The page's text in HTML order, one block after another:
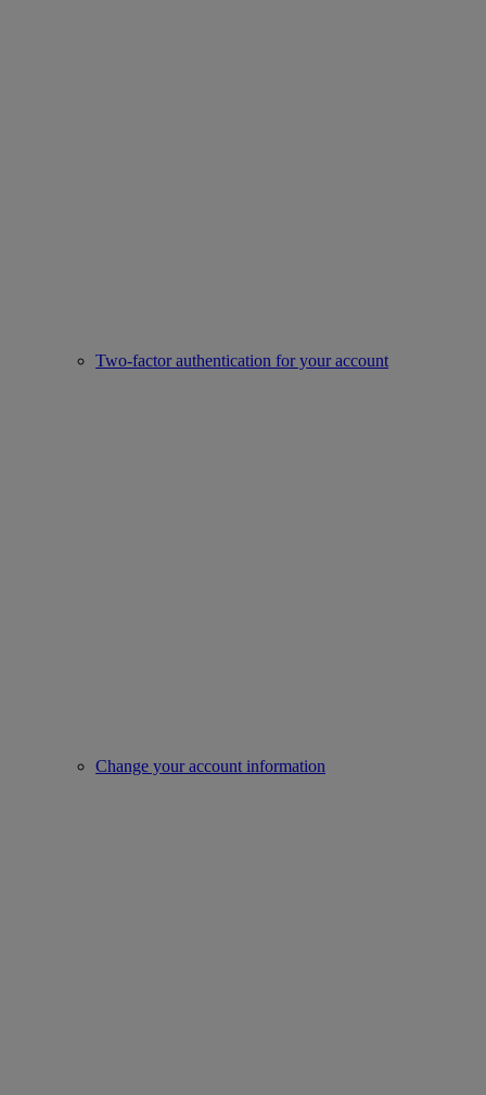
Two-factor authentication for your account
Change your account information